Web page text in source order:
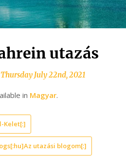
utazás
Thursday July 22nd, 2021
in Magyar.
Kelet[:]
utazási blogom[:]